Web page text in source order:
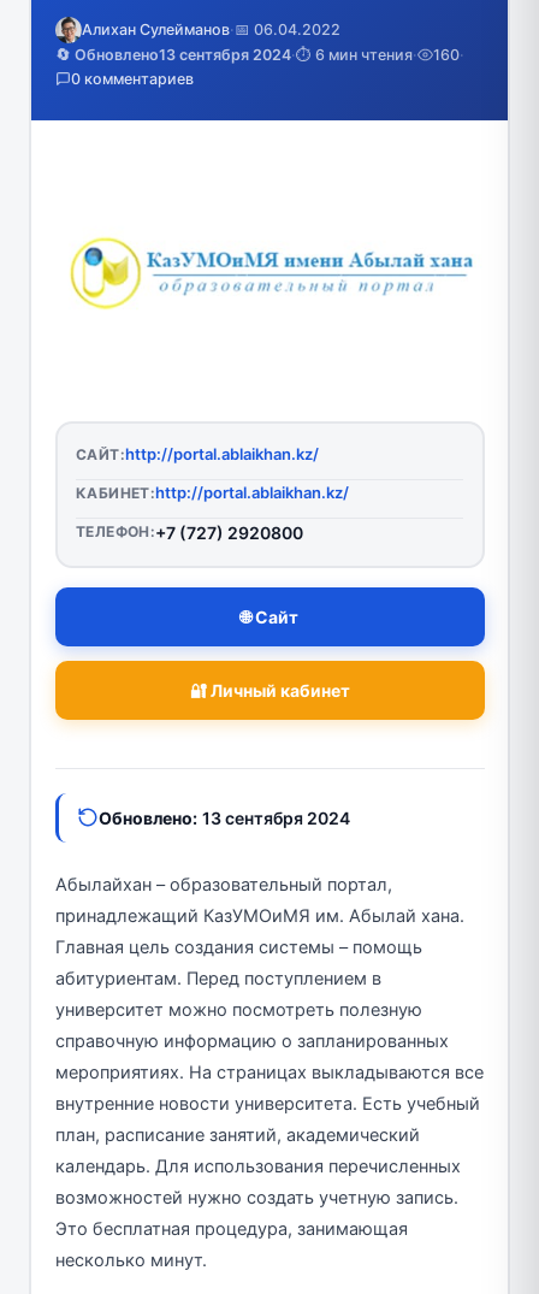
Алихан Сулейманов·📅 06.04.2022
🔄 Обновлено13 сентября 2024·⏱️ 6 мин чтения· 160·
0 комментариев
САЙТ:http://portal.ablaikhan.kz/
КАБИНЕТ:http://portal.ablaikhan.kz/
ТЕЛЕФОН:+7 (727) 2920800
🌐 Сайт
🔐 Личный кабинет
Обновлено: 13 сентября 2024
Абылайхан – образовательный портал,
принадлежащий КазУМОиМЯ им. Абылай хана.
Главная цель создания системы – помощь
абитуриентам. Перед поступлением в
университет можно посмотреть полезную
справочную информацию о запланированных
мероприятиях. На страницах выкладываются все
внутренние новости университета. Есть учебный
план, расписание занятий, академический
календарь. Для использования перечисленных
возможностей нужно создать учетную запись.
Это бесплатная процедура, занимающая
несколько минут.